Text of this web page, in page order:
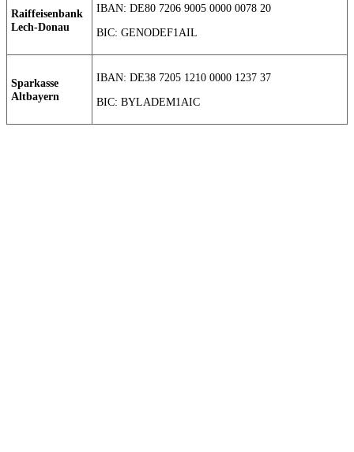
Raiffeisenbank
Lech-Donau
IBAN: DE80 7206 9005 0000 0078 20
BIC: GENODEF1AIL
Sparkasse
Altbayern
IBAN: DE38 7205 1210 0000 1237 37
BIC: BYLADEM1AIC